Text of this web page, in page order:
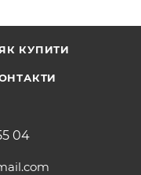
КУПИТИ
04